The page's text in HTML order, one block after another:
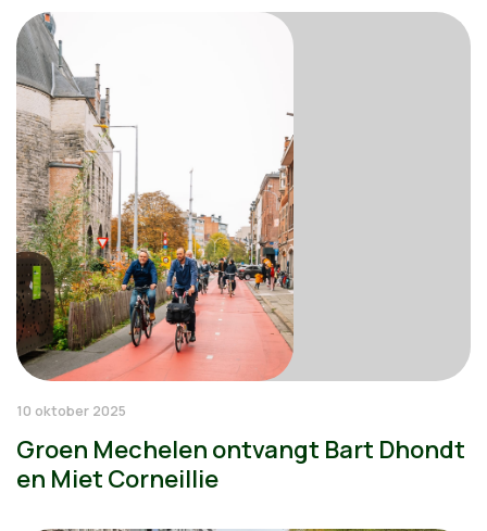
10 oktober 2025
Groen Mechelen ontvangt Bart Dhondt
en Miet Corneillie